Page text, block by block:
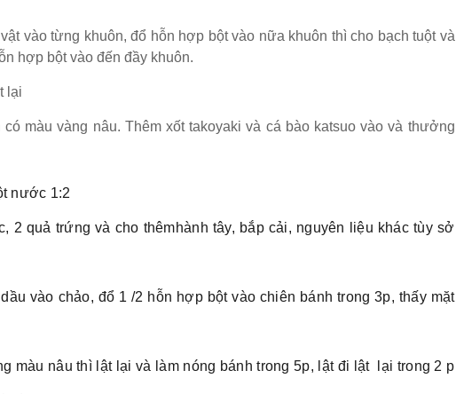
vào từng khuôn, đổ hỗn hợp bột vào nữa khuôn thì cho bạch tuột và
hợp bột vào đến đầy khuôn.
lại
màu vàng nâu. Thêm xốt takoyaki và cá bào katsuo vào và thưởng
nước 1:2
2 quả trứng và cho thêmhành tây, bắp cải, nguyên liệu khác tùy sở
vào chảo, đổ 1 /2 hỗn hợp bột vào chiên bánh trong 3p, thấy mặt
màu nâu thì lật lại và làm nóng bánh trong 5p, lật đi lật lại trong 2 p